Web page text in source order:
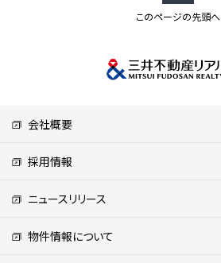
このページの先頭へ
会社概要
採用情報
ニュースリリース
物件情報について